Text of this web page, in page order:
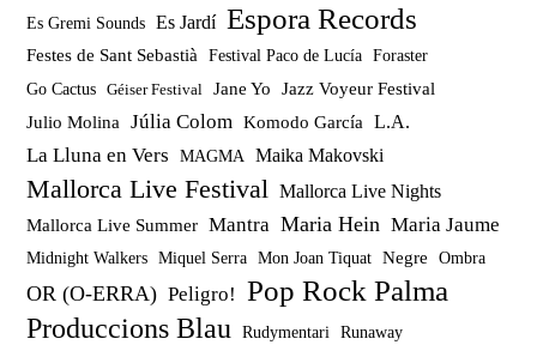
Es Gremi Sounds Es Jardí Espora Records
Festes de Sant Sebastià Festival Paco de Lucía Foraster
Go Cactus Géiser Festival Jane Yo
Jazz Voyeur Festival
Julio Molina
Júlia Colom Komodo García L.A.
La Lluna en Vers MAGMA Maika Makovski
Mallorca Live Festival Mallorca Live Nights
Mallorca Live Summer Mantra Maria Hein Maria Jaume
Midnight Walkers Miquel Serra Mon Joan Tiquat Negre Ombra
OR (O-ERRA) Peligro!
Pop Rock Palma
Produccions Blau
Rudymentari Runaway